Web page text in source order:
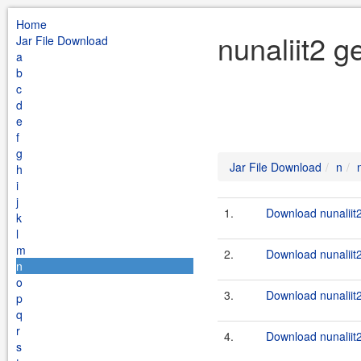
Home
Jar File Download
a
b
c
d
e
f
g
h
i
j
k
l
m
n
o
p
q
r
s
nunaliit2
Jar File Download n
1. Download
2. Download
3. Download
4. Download